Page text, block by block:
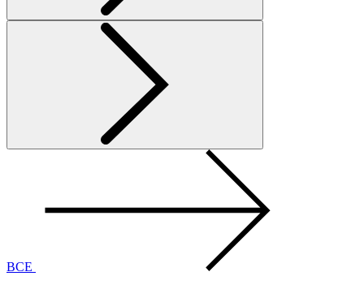
ВСЕ